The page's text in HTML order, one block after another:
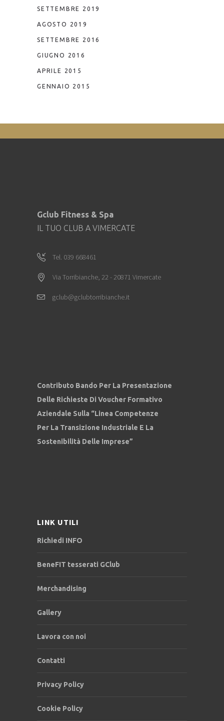
SETTEMBRE 2019
AGOSTO 2019
SETTEMBRE 2016
GIUGNO 2016
APRILE 2015
GENNAIO 2015
Gclub Fitness & Spa
IL TUO CLUB A VIMERCATE
Tel. 039 668461
Via Torribianche, 22 - 20871 Vimercate
gclub@gclubtorribianche.it
Contributo Bando Per La Presentazione
Delle Richieste Di Voucher Formativo
Aziendale Sulla “Linea Competenze
Per La Transizione Industriale E La
Sostenibilità Delle Imprese”
LINK UTILI
Richiedi INFO
BeneFIT tesserati GClub
Merchandising
Gallery
Lavora con noi
Contatti
Privacy Policy
Cookie Policy